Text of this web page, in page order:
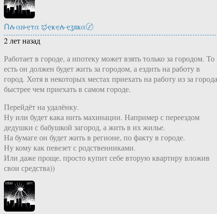
Ոሉαዙҿτα ಭҿҝҿሉҿʓяҝα〄
2 лет назад
Работает в городе, а ипотеку может взять только за городом. То
есть он должен будет жить за городом, а ездить на работу в
город. Хотя в некоторых местах приехать на работу из за города
быстрее чем приехать в самом городе.
Перейдёт на удалёнку.
Ну или будет кака нить махинации. Например с переездом
дедушки с бабушкой загород, а жить в их жилье.
На бумаге он будет жить в регионе, по факту в городе.
Ну кому как певезет с родственниками.
Или даже проще, просто купит себе вторую квартиру вложив
свои средства))